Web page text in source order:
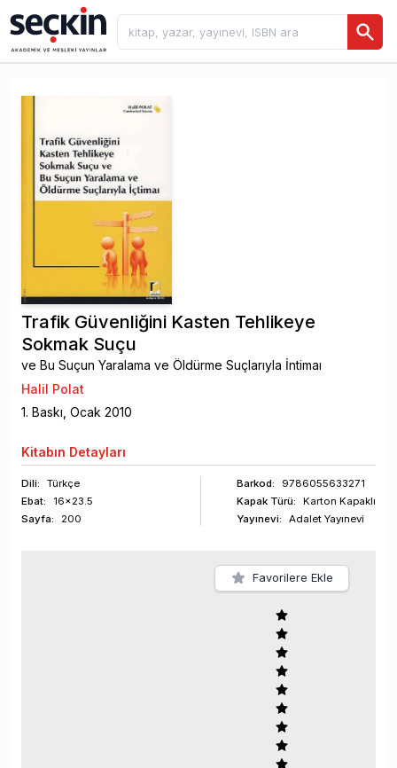
Trafik Güvenliğini Kasten Tehlikeye
Sokmak Suçu
ve Bu Suçun Yaralama ve Öldürme Suçlarıyla İntimaı
Halil Polat
1. Baskı, Ocak 2010
Kitabın Detayları
Dili:
Türkçe
Ebat:
16x23.5
Sayfa: 200
Barkod:
9786055633271
Kapak Türü:
Karton Kapaklı
Yayınevi:
Adalet Yayınevi
Favorilere Ekle